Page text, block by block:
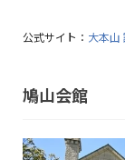
公式サイト： 大本山
鳩山会館